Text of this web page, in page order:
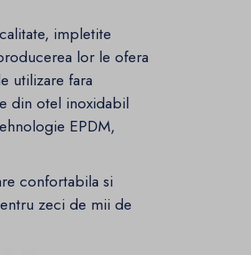
impletite
lor le ofera
utilizare fara
din otel inoxidabil
EPDM,
confortabila si
zeci de mii de